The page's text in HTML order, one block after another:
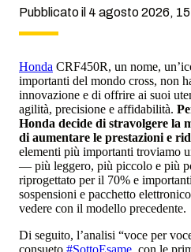
Pubblicato il 4 agosto 2026,
Honda CRF450R, un nome,
importanti del mondo cross, non
innovazione e di offrire ai suoi
agilità, precisione e affidabilità.
Honda decide di stravolgere la
di aumentare le prestazioni e
elementi più importanti troviamo
— più leggero, più piccolo e più
riprogettato per il 70% e
sospensioni e pacchetto
vedere con il modello precedente.
Di seguito, l’analisi “voce per
consueto #SottoEsame, con le